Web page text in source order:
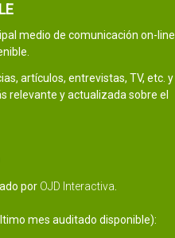
medio de comunicación on-line
artículos, entrevistas, TV, etc. y
relevante y actualizada sobre el
por OJD Interactiva
mes auditado disponible):